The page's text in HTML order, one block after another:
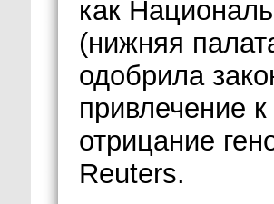
как
(нижняя
одобрила
привлечение к
отрицание
Reuters.